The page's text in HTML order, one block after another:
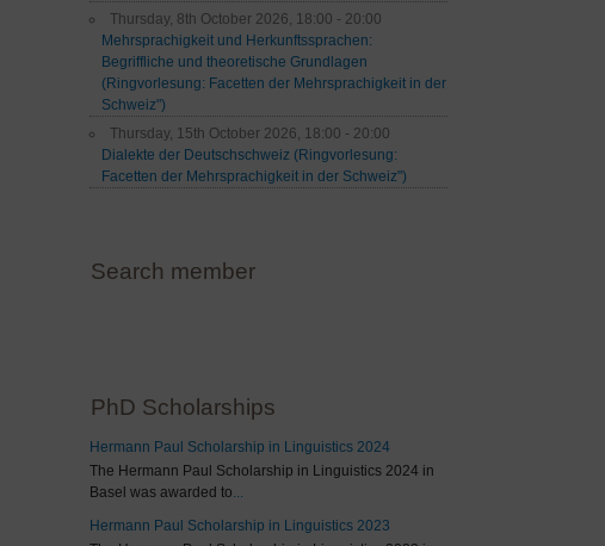
Thursday, 8th October 2026, 18:00 - 20:00
Mehrsprachigkeit und Herkunftssprachen:
Begriffliche und theoretische Grundlagen
(Ringvorlesung: Facetten der Mehrsprachigkeit in der
Schweiz")
Thursday, 15th October 2026, 18:00 - 20:00
Dialekte der Deutschschweiz (Ringvorlesung:
Facetten der Mehrsprachigkeit in der Schweiz")
Search member
PhD Scholarships
Hermann Paul Scholarship in Linguistics 2024
The Hermann Paul Scholarship in Linguistics 2024 in
Basel was awarded to...
Hermann Paul Scholarship in Linguistics 2023